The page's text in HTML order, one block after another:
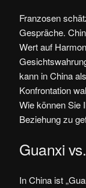
Franzosen
Gespräche.
Wert auf
kann in China
Konfrontation
Wie können Sie
Beziehung zu
Guanxi
In China ist